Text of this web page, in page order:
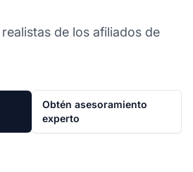
de los afiliados de
Obtén asesoramiento
experto